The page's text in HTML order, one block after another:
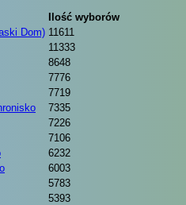
Ilość wyborów
Dom) 11611
11333
8648
7776
7719
7335
7226
7106
6232
6003
5783
5393